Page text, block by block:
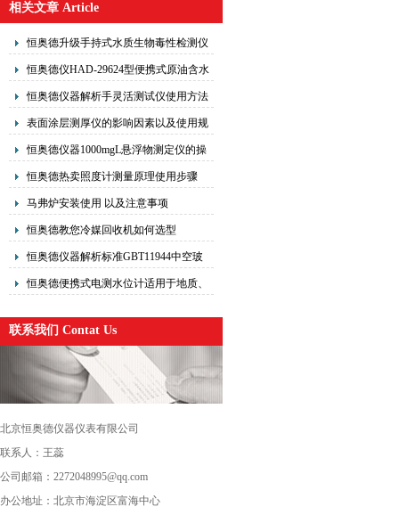
相关文章 Article
恒奥德升级手持式水质生物毒性检测仪
该检测仪采用双光路对照检测术
恒奥德仪HAD-29624型便携式原油含水
测定仪作原理
恒奥德仪器解析手灵活测试仪使用方法
表面涂层测厚仪的影响因素以及使用规
定
恒奥德仪器1000mgL悬浮物测定仪的操
作使用原理
恒奥德热卖照度计测量原理使用步骤
马弗炉安装使用 以及注意事项
恒奥德教您冷媒回收机如何选型
恒奥德仪器解析标准GBT11944中空玻
璃露点仪操作流程
恒奥德便携式电测水位计适用于地质、
联系我们 Contat Us
北京恒奥德仪器仪表有限公司
联系人：王蕊
公司邮箱：2272048995@qq.com
办公地址：北京市海淀区富海中心